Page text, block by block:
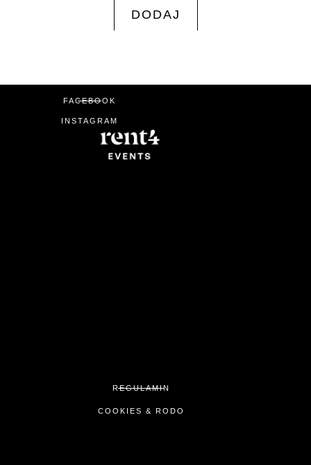
DODAJ
FACEBOOK
INSTAGRAM
REGULAMIN
COOKIES & RODO